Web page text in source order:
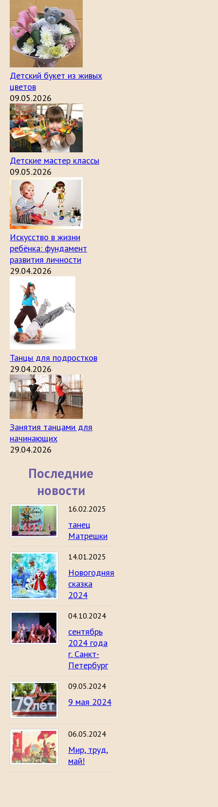
Детский букет из живых
цветов
09.05.2026
Детские мастер классы
09.05.2026
Искусство в жизни
ребёнка: фундамент
развития личности
29.04.2026
Танцы для подростков
29.04.2026
Занятия танцами для
начинающих
29.04.2026
Последние
новости
16.02.2025
танец
Матрешки
14.01.2025
Новогодняя
сказка
2024
04.10.2024
сентябрь
2024 года
г. Санкт-
Петербург
09.05.2024
9 мая 2024
06.05.2024
Мир, труд,
май!